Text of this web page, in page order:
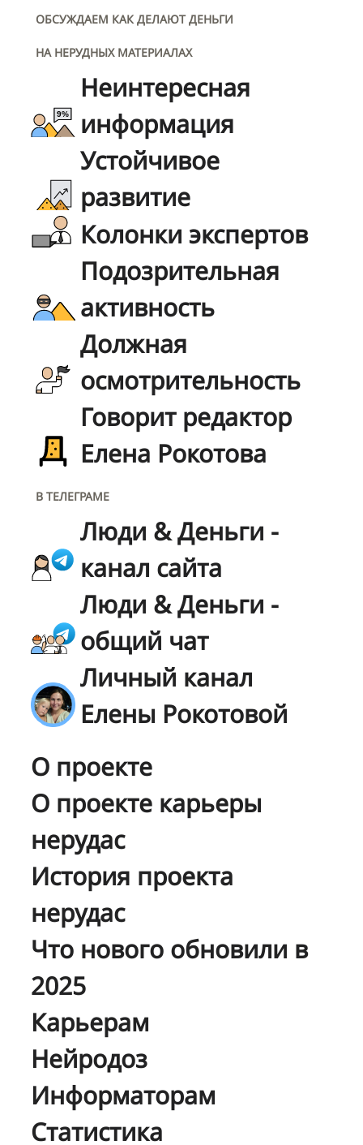
ОБСУЖДАЕМ КАК ДЕЛАЮТ ДЕНЬГИ
НА НЕРУДНЫХ МАТЕРИАЛАХ
Неинтересная
информация
Устойчивое
развитие
Колонки экспертов
Подозрительная
активность
Должная
осмотрительность
Говорит редактор
Елена Рокотова
В ТЕЛЕГРАМЕ
Люди & Деньги -
канал сайта
Люди & Деньги -
общий чат
Личный канал
Елены Рокотовой
О проекте
О проекте карьеры
нерудас
История проекта
нерудас
Что нового обновили в
2025
Карьерам
Нейродоз
Информаторам
Статистика